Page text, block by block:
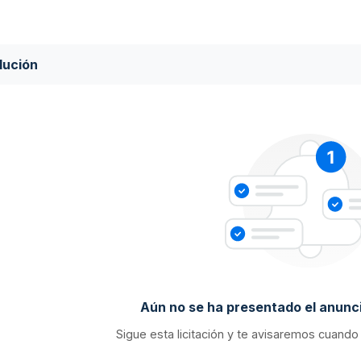
Aún no se ha presentado el
Sigue esta licitación y te avisaremos